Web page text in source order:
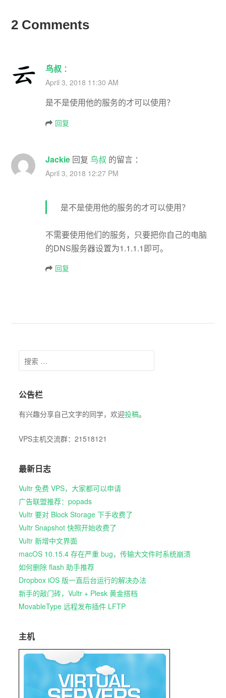
2 Comments
鸟叔：
April 3, 2018 11:30 AM
是不是使用他的服务的才可以使用？
回复
Jackie回复 鸟叔 的留言 ：
April 3, 2018 12:27 PM
是不是使用他的服务的才可以使用？
不需要使用他们的服务，只要把你自己的电脑
的DNS服务器设置为1.1.1.1即可。
回复
Search for:
公告栏
有兴趣分享自己文字的同学，欢迎投稿。
VPS主机交流群：21518121
最新日志
Vultr 免费 VPS，大家都可以申请
广告联盟推荐：popads
Vultr 要对 Block Storage 下手收费了
Vultr Snapshot 快照开始收费了
Vultr 新增中文界面
macOS 10.15.4 存在严重 bug，传输大文件时系统崩溃
如何删除 flash 助手推荐
Dropbox iOS 版一直后台运行的解决办法
新手的敲门砖，Vultr + Plesk 黄金搭档
MovableType 远程发布插件 LFTP
主机